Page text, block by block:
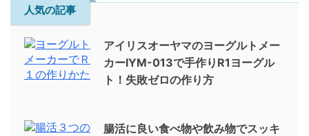
人気の記事
アイリスオーヤマのヨーグルトメー
カーIYM-013で手作りR1ヨーグル
ト！失敗ゼロの作り方
腸活に良い食べ物や飲み物でスッキ